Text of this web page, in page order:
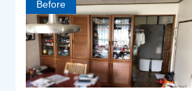
Before